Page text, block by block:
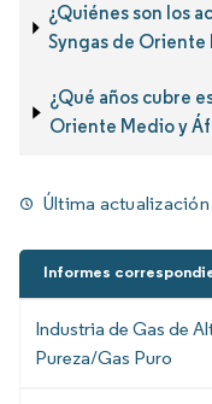
¿Quiénes son los
Syngas de Oriente
¿Qué años cubre
Oriente Medio y
Última
Informes
Industria de Gas de
Pureza/Gas Puro